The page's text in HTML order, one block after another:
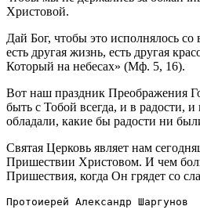
Христовой.
Дай Бог, чтобы это исполнялось
есть другая жизнь, есть другая
Который на небесах» (Мф. 5, 16).
Вот наш праздник Преображения
быть с Тобой всегда, и в радости,
обладали, какие бы радости ни
Святая Церковь являет нам
Пришествии Христовом. И чем
Пришествия, когда Он грядет со
Протоиерей Александр Шаргунов